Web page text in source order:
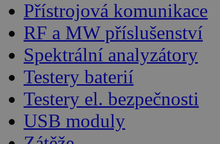
Přístrojová komunikace
RF a MW příslušenství
Spektrální analyzátory
Testery baterií
Testery el. bezpečnosti
USB moduly